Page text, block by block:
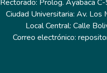
Rectorado: Prolog. Ayabaca
Ciudad Universitaria: Av. Los
Local Central: Calle
Correo electrónico: